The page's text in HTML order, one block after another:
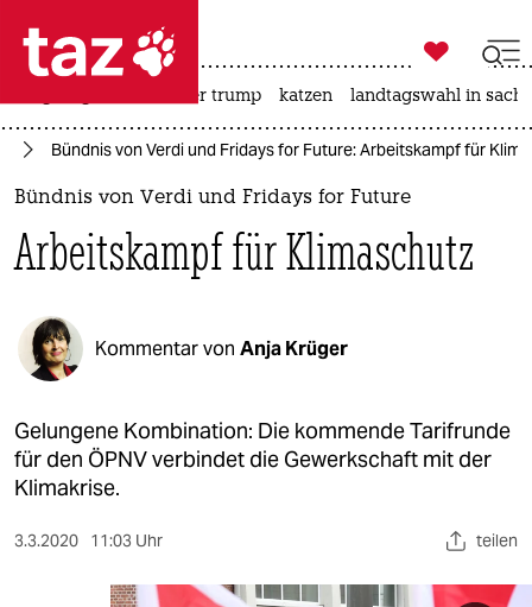
 taz zahl ich
taz zahl ich
politik
öko
gesellschaft
kultur
sport
berlin

taz zahl ich
usa unter trump katzen landtagswahl in
Bündnis von Verdi und Fridays for Future: Arbeitskampf für
Bündnis von Verdi und Fridays for Future
Arbeitskampf für Klimaschutz
Kommentar von Anja Krüger
Gelungene Kombination: Die kommende Tarifrunde
für den ÖPNV verbindet die Gewerkschaft mit der
Klimakrise.
3.3.2020 11:03 Uhr teilen